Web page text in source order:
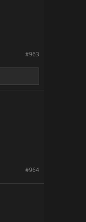
#963
#964